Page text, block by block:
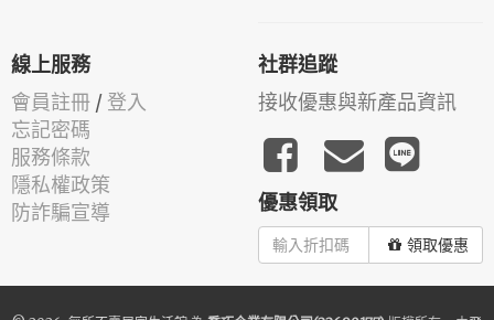
線上服務
會員註冊 / 登入
忘記密碼
服務條款
隱私權政策
防詐騙宣導
社群追蹤
接收優惠與新產品資訊
優惠領取
領取優惠